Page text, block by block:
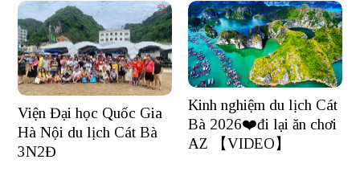
Viện Đại học Quốc Gia
Hà Nội du lịch Cát Bà
3N2Đ
Kinh nghiệm du lịch Cát
Bà 2026❤️đi lại ăn chơi
AZ 【VIDEO】